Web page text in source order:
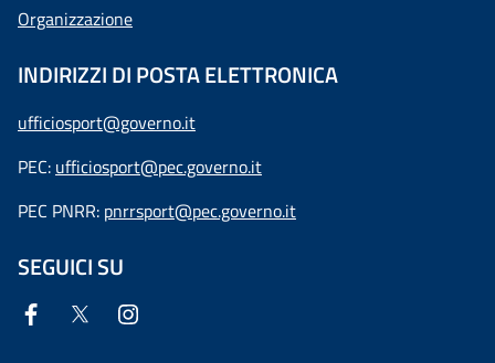
Organizzazione
INDIRIZZI DI POSTA ELETTRONICA
ufficiosport@governo.it
PEC: ufficiosport@pec.governo.it
PEC PNRR: pnrrsport@pec.governo.it
SEGUICI SU